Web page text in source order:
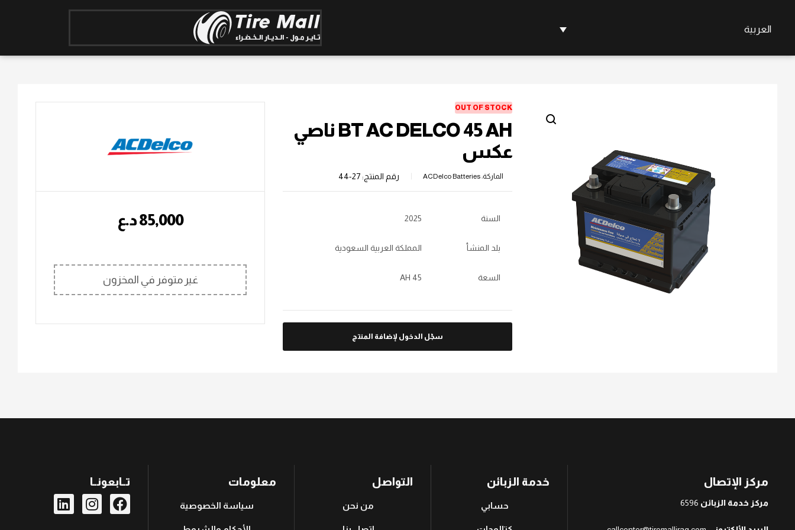
العربية
OUT OF STOCK
BT AC DELCO 45 AH ناصي
عكس
الماركة:ACDelco Batteries رقم المنتج:27-44
السنة 2025
بلد المنشأ المملكة العربية السعودية
السعة 45 AH
سجّل الدخول لإضافة المنتج
85,000؜د.؜ع
غير متوفر في المخزون
مركز الإتصال
مركز خدمة الزبائن 6596
خدمة الزبائن
حسابي
التواصل
من نحن
معلومات
سياسة الخصوصية
تــابعونــا